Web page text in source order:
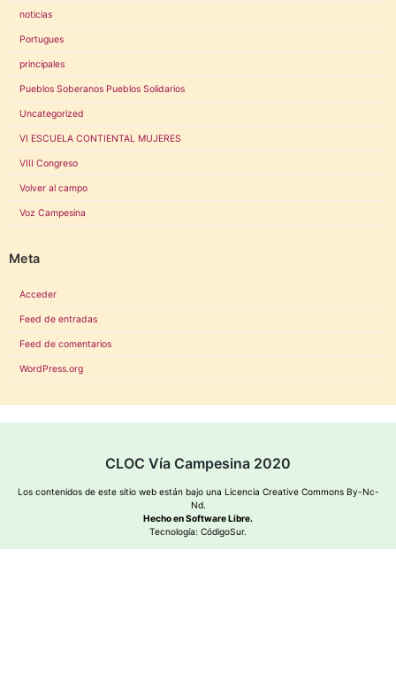
noticias
Portugues
principales
Pueblos Soberanos Pueblos Solidarios
Uncategorized
VI ESCUELA CONTIENTAL MUJERES
VIII Congreso
Volver al campo
Voz Campesina
Meta
Acceder
Feed de entradas
Feed de comentarios
WordPress.org
CLOC Vía Campesina 2020
Los contenidos de este sitio web están bajo una Licencia Creative Commons By-Nc-
Nd.
Hecho en Software Libre.
Tecnología: CódigoSur.